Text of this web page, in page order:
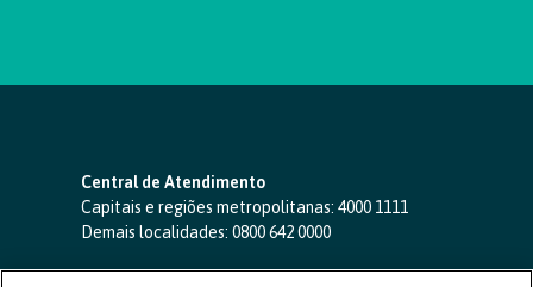
Central de Atendimento
Capitais e regiões metropolitanas: 4000 1111
Demais localidades: 0800 642 0000
SAC 24 horas-0800 724 4420